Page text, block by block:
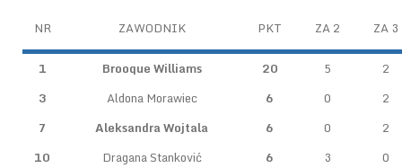
NR ZAWODNIK PKT ZA 2 ZA 3
1 Brooque Williams 20 5
2
3
Aldona Morawiec 6 0
2
7
Aleksandra Wojtala 6 0
2
10
Dragana Stanković 6 3
0